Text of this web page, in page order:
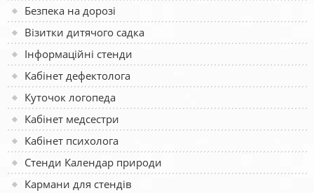
Безпека на дорозі
Візитки дитячого садка
Інформаційні стенди
Кабінет дефектолога
Куточок логопеда
Кабінет медсестри
Кабінет психолога
Стенди Календар природи
Кармани для стендів